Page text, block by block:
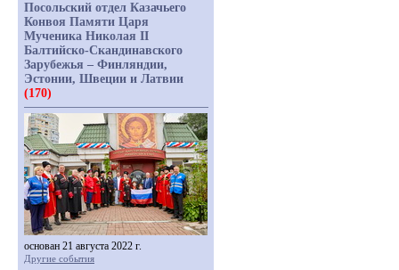
Посольский отдел Казачьего
Конвоя Памяти Царя
Мученика Николая II
Балтийско-Скандинавского
Зарубежья – Финляндии,
Эстонии, Швеции и Латвии
(170)
основан 21 августа 2022 г.
Другие события